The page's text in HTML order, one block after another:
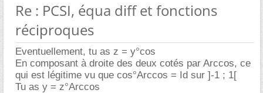
Re : PCSI, équa diff et fonctions
réciproques
Eventuellement, tu as z = y°cos
En composant à droite des deux cotés par Arccos, ce
qui est légitime vu que cos°Arccos = Id sur ]-1 ; 1[
Tu as y = z°Arccos